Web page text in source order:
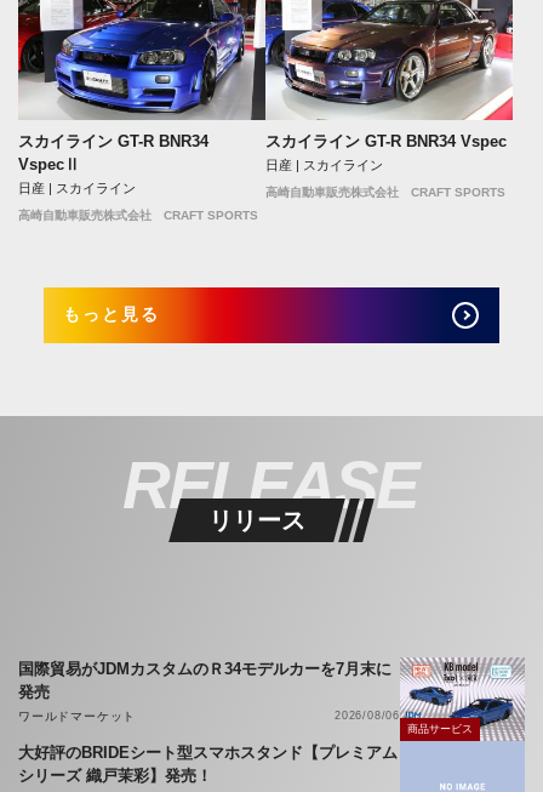
スカイライン GT-R BNR34
VspecⅡ
日産 | スカイライン
高崎自動車販売株式会社 CRAFT SPORTS
スカイライン GT-R BNR34 Vspec
日産 | スカイライン
高崎自動車販売株式会社 CRAFT SPORTS
もっと見る
RELEASE
リリース
国際貿易がJDMカスタムのＲ34モデルカーを7月末に
発売
ワールドマーケット
2026/08/06
商品サービス
大好評のBRIDEシート型スマホスタンド【プレミアム
シリーズ 織戸茉彩】発売！